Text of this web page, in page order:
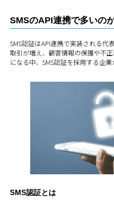
SMSのAPI連携で多いの
SMS認証はAPI連携で実装される代
取引が増え、顧客情報の保護や不
になる中、SMS認証を採用する企業
SMS認証とは